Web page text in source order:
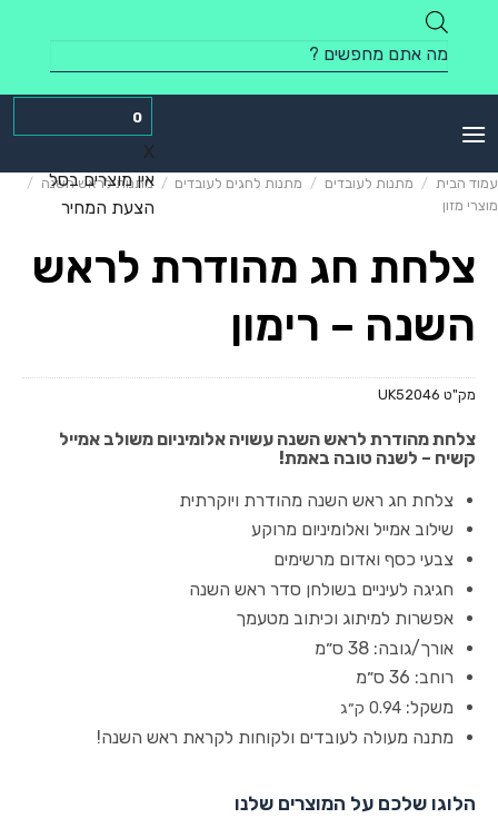
content
Products
search
0
X
אין מוצרים בסל
הצעת המחיר
עמוד הבית / מתנות לעובדים / מתנות לחגים לעובדים / מתנות לראש השנה /
מוצרי מזון
צלחת חג מהודרת לראש
השנה – רימון
מק"ט UK52046
צלחת מהודרת לראש השנה עשויה אלומיניום משולב אמייל
קשיח – לשנה טובה באמת!
צלחת חג ראש השנה מהודרת ויוקרתית
שילוב אמייל ואלומיניום מרוקע
צבעי כסף ואדום מרשימים
חגיגה לעיניים בשולחן סדר ראש השנה
אפשרות למיתוג וכיתוב מטעמך
אורך/גובה: 38 ס״מ
רוחב: 36 ס״מ
משקל: 0.94 ק״ג
מתנה מעולה לעובדים ולקוחות לקראת ראש השנה!
הלוגו שלכם על המוצרים שלנו